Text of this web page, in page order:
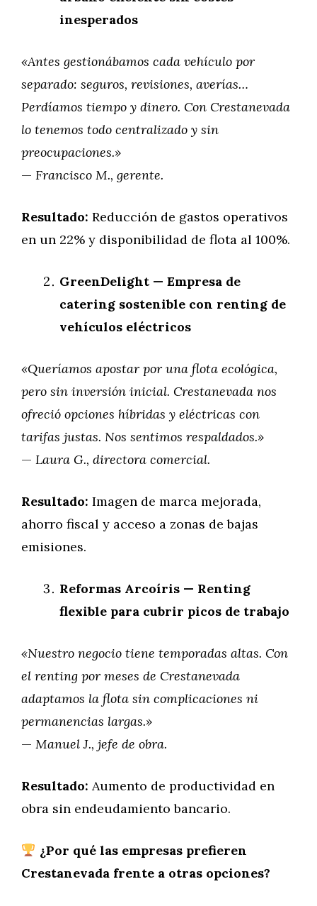
inesperados
«Antes gestionábamos cada vehículo por
separado: seguros, revisiones, averías…
Perdíamos tiempo y dinero. Con Crestanevada
lo tenemos todo centralizado y sin
preocupaciones.»
— Francisco M., gerente.
Resultado: Reducción de gastos operativos
en un 22% y disponibilidad de flota al 100%.
GreenDelight — Empresa de
catering sostenible con renting de
vehículos eléctricos
«Queríamos apostar por una flota ecológica,
pero sin inversión inicial. Crestanevada nos
ofreció opciones híbridas y eléctricas con
tarifas justas. Nos sentimos respaldados.»
— Laura G., directora comercial.
Resultado: Imagen de marca mejorada,
ahorro fiscal y acceso a zonas de bajas
emisiones.
Reformas Arcoíris — Renting
flexible para cubrir picos de trabajo
«Nuestro negocio tiene temporadas altas. Con
el renting por meses de Crestanevada
adaptamos la flota sin complicaciones ni
permanencias largas.»
— Manuel J., jefe de obra.
Resultado: Aumento de productividad en
obra sin endeudamiento bancario.
¿Por qué las empresas prefieren
Crestanevada frente a otras opciones?